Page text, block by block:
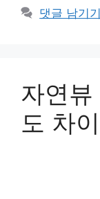
댓글 남기기
자연
도 차